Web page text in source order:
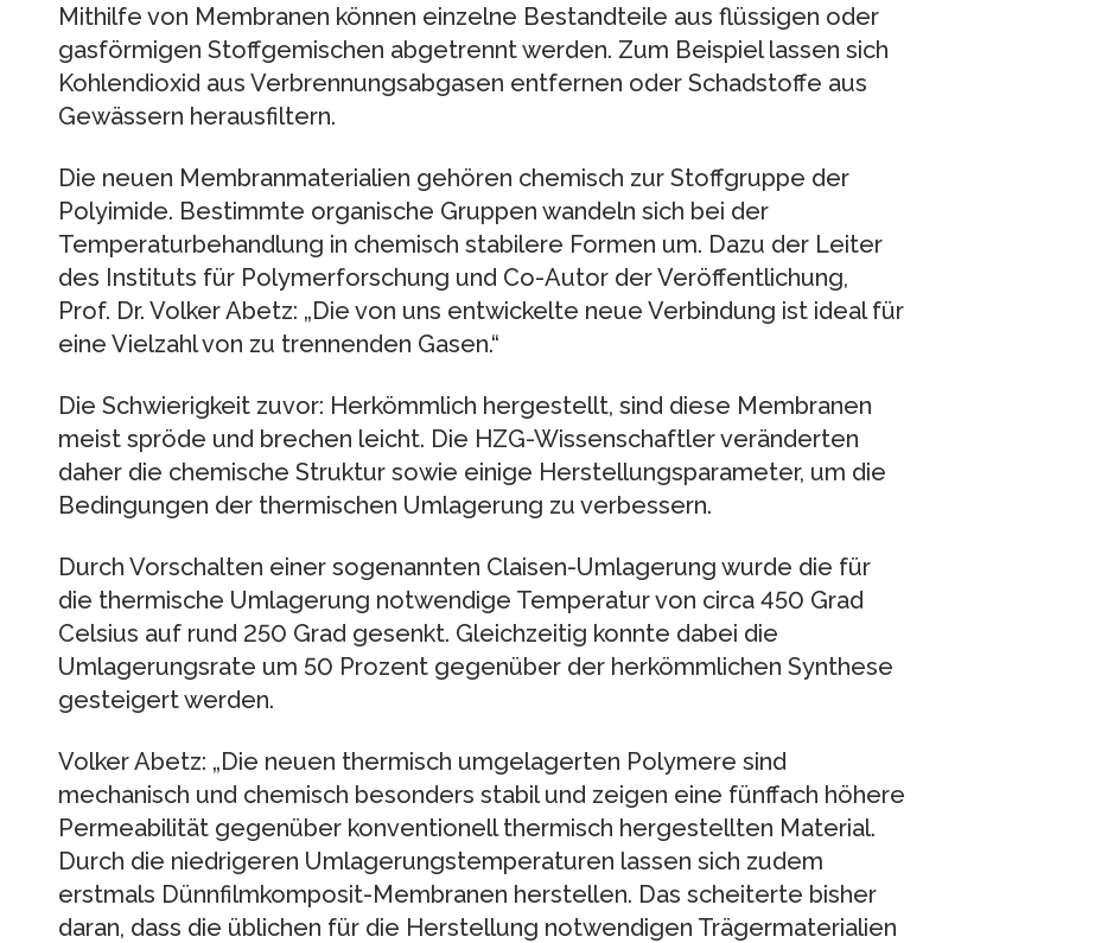
Mithilfe von Membranen können einzelne Bestandteile aus flüssigen oder
gasförmigen Stoffgemischen abgetrennt werden. Zum Beispiel lassen sich
Kohlendioxid aus Verbrennungsabgasen entfernen oder Schadstoffe aus
Gewässern herausfiltern.
Die neuen Membranmaterialien gehören chemisch zur Stoffgruppe der
Polyimide. Bestimmte organische Gruppen wandeln sich bei der
Temperaturbehandlung in chemisch stabilere Formen um. Dazu der Leiter
des Instituts für Polymerforschung und Co-Autor der Veröffentlichung,
Prof. Dr. Volker Abetz: „Die von uns entwickelte neue Verbindung ist ideal für
eine Vielzahl von zu trennenden Gasen.“
Die Schwierigkeit zuvor: Herkömmlich hergestellt, sind diese Membranen
meist spröde und brechen leicht. Die HZG-Wissenschaftler veränderten
daher die chemische Struktur sowie einige Herstellungsparameter, um die
Bedingungen der thermischen Umlagerung zu verbessern.
Durch Vorschalten einer sogenannten Claisen-Umlagerung wurde die für
die thermische Umlagerung notwendige Temperatur von circa 450 Grad
Celsius auf rund 250 Grad gesenkt. Gleichzeitig konnte dabei die
Umlagerungsrate um 50 Prozent gegenüber der herkömmlichen Synthese
gesteigert werden.
Volker Abetz: „Die neuen thermisch umgelagerten Polymere sind
mechanisch und chemisch besonders stabil und zeigen eine fünffach höhere
Permeabilität gegenüber konventionell thermisch hergestellten Material.
Durch die niedrigeren Umlagerungstemperaturen lassen sich zudem
erstmals Dünnfilmkomposit-Membranen herstellen. Das scheiterte bisher
daran, dass die üblichen für die Herstellung notwendigen Trägermaterialien